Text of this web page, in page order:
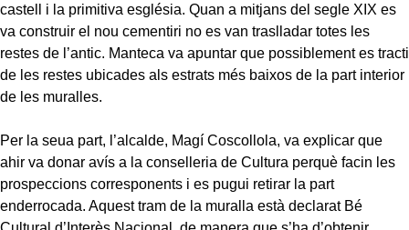
castell i la primitiva església. Quan a mitjans del segle XIX es
va construir el nou cementiri no es van traslladar totes les
restes de l’antic. Manteca va apuntar que possiblement es tracti
de les restes ubicades als estrats més baixos de la part interior
de les muralles.
Per la seua part, l’alcalde, Magí Coscollola, va explicar que
ahir va donar avís a la conselleria de Cultura perquè facin les
prospeccions corresponents i es pugui retirar la part
enderrocada. Aquest tram de la muralla està declarat Bé